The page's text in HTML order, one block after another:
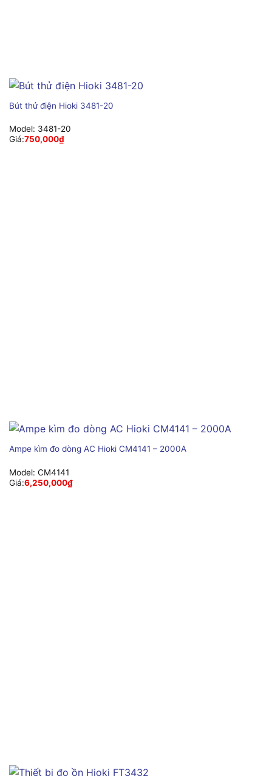
Bút thử điện Hioki 3481-20
Model: 3481-20
Giá:750,000₫
Ampe kìm đo dòng AC Hioki CM4141 – 2000A
Model: CM4141
Giá:6,250,000₫